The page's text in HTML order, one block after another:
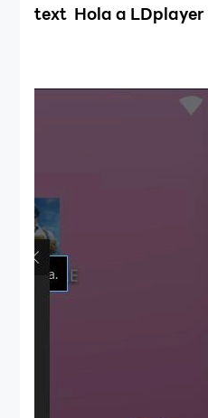
text Hola a LDplayer